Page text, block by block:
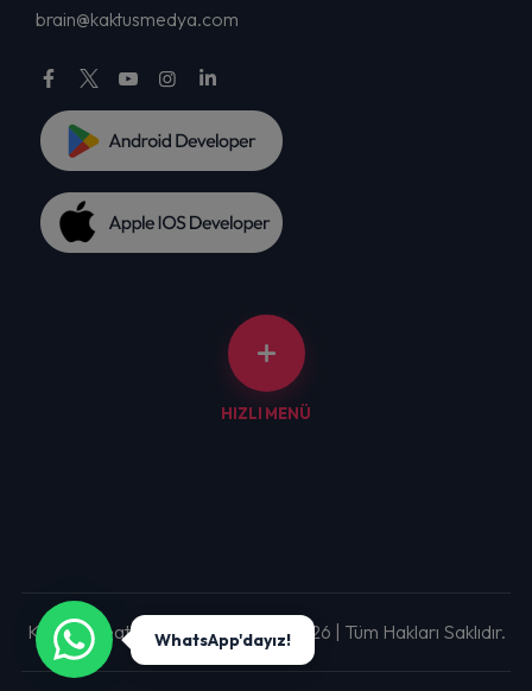
brain@kaktusmedya.com
HIZLI MENÜ
Kaktüs Creative Ltd. Şti. | 2013 - 2026 | Tüm Hakları Saklıdır.
WhatsApp'dayız!